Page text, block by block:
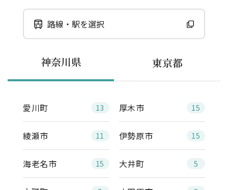
路線・駅を選択
神奈川県 東京都
愛川町 13 厚木市 15
綾瀬市 11 伊勢原市 15
海老名市 15 大井町 5